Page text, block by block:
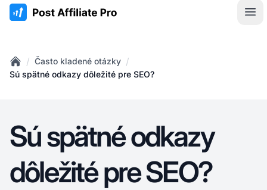
:site.title
Home
/ Často kladené otázky /
Sú spätné odkazy dôležité pre SEO?
Sú spätné odkazy
dôležité pre SEO?